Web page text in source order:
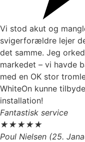
Vi stod akut og
svigerforældre lejer
det samme. Jeg
markedet – vi havde
med en OK stor
WhiteOn kunne
installation!
Fantastisk service
★★★★★
Poul Nielsen (25.